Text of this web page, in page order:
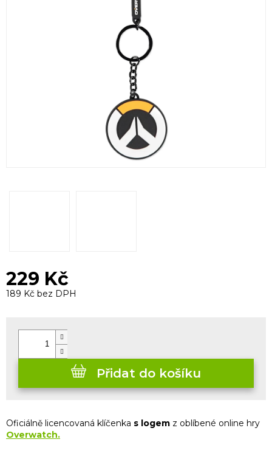
229 Kč
189 Kč bez DPH
Přidat do košíku
Oficiálně licencovaná klíčenka s logem z oblíbené online hry
Overwatch.